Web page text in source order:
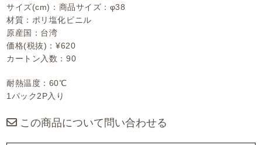
サイズ(cm)：商品サイズ：φ38
材質：ポリ塩化ビニル
原産国：台湾
価格(税抜)：¥620
カートン入数：90
耐熱温度：60℃
1パック2P入り
この商品について問い合わせる